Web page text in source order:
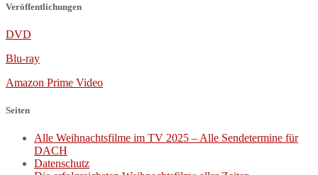
Veröffentlichungen
DVD
Blu-ray
Amazon Prime Video
Seiten
Alle Weihnachtsfilme im TV 2025 – Alle Sendetermine für
DACH
Datenschutz